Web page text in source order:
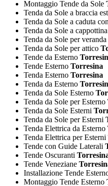
Montaggio Tende da Sole
Tenda da Sole a braccia
Tenda da Sole a caduta
Tenda da Sole a
Tenda da Sole per veranda
Tenda da Sole per attico
Tende da Esterno
Tende Esterno Torresina
Tenda Esterno Torresina
Tenda da Esterno
Tenda da Sole Esterno
Tenda da Sole per Esterno
Tenda da Sole Esterni
Tenda da Sole per Esterni
Tenda Elettrica da Esterno
Tenda Elettrica per Esterni
Tende con Guide Laterali
Tende Oscuranti
Tende Veneziane
Installazione Tende
Montaggio Tende Esterno